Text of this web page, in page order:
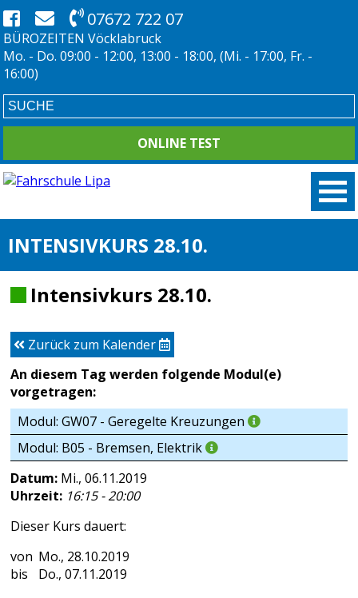
07672 722 07
BÜROZEITEN Vöcklabruck
Mo. - Do. 09:00 - 12:00, 13:00 - 18:00, (Mi. - 17:00, Fr. -
16:00)
ONLINE TEST
INTENSIVKURS 28.10.
Intensivkurs 28.10.
Zurück zum Kalender
An diesem Tag werden folgende Modul(e)
vorgetragen:
Modul: GW07 - Geregelte Kreuzungen
Modul: B05 - Bremsen, Elektrik
Datum: Mi., 06.11.2019
Uhrzeit: 16:15 - 20:00
Dieser Kurs dauert:
Mo., 28.10.2019
Do., 07.11.2019